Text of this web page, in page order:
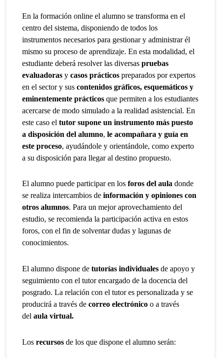
En la formación online el alumno se transforma en el
centro del sistema, disponiendo de todos los
instrumentos necesarios para gestionar y administrar él
mismo su proceso de aprendizaje. En esta modalidad, el
estudiante deberá resolver las diversaspruebas
evaluadoras ycasos prácticospreparados por expertos
en el sector y suscontenidos gráficos, esquemáticos y
eminentemente prácticos que permiten a los estudiantes
acercarse de modo simulado a la realidad asistencial. En
este caso eltutor supone un instrumento más puesto
a disposición del alumno,le acompañara y guía en
este proceso, ayudándole y orientándole, como experto
a su disposición para llegar al destino propuesto.
El alumno puede participar en losforos del aula donde
se realiza intercambios deinformación y opiniones con
otros alumnos. Para un mejor aprovechamiento del
estudio, se recomienda la participación activa en estos
foros, con el fin de solventar dudas y lagunas de
conocimientos.
El alumno dispone detutorías individuales de apoyo y
seguimiento con el tutor encargado de la docencia del
posgrado. La relación con el tutor es personalizada y se
producirá a través decorreo electrónico o a través
delaula virtual.
Losrecursos de los que dispone el alumno serán: